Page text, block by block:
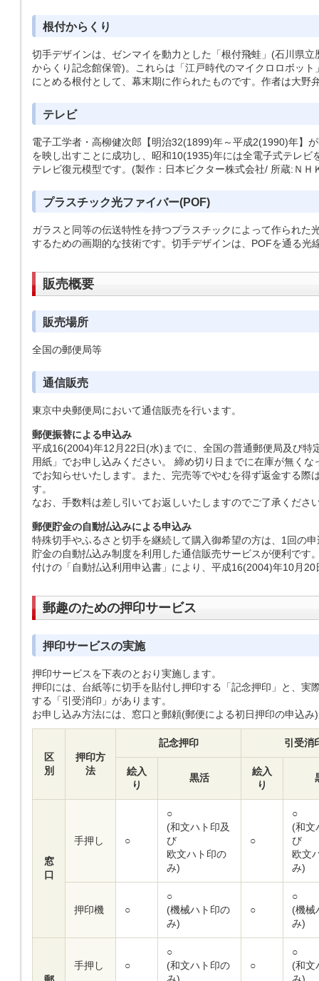
根付からくり
切手デザインは、ゼンマイを動力とした「根付飛蛙」(石川県
からくり記念館保管)。これらは「江戸時代のマイクロロボッ
にとめる根付として、幕末期に作られたものです。作者は大
テレビ
電子工学者・高柳健次郎【明治32(1899)年～平成2(1990)年】
を映し出すことに成功し、昭和10(1935)年には全電子式テレビ
テレビ復元模型です。(製作：日本ビクター株式会社/ 所蔵:ＮＨ
プラスチック光ファイバー(POF)
ガラスと同等の伝送特性を持つプラスチックによって作られた
するための画期的な技術です。切手デザインは、POFを通る光
販売概要
販売場所
全国の郵便局等
通信販売
東京中央郵便局において通信販売を行います。
郵便振替による申込み
平成16(2004)年12月22日(水)までに、全国の普通郵便局及び特
用紙」でお申し込みください。 締め切り日までに在庫が無く
でお知らせいたします。また、完売等でやむを得ず返金する際
す。
なお、手数料は差し引いてお返しいたしますのでご了承くださ
郵便貯金の自動払込みによる申込み
特殊切手やふるさと切手を継続して購入御希望の方は、1回の
貯金の自動払込み制度を利用した通信販売サービスが便利です
付けの「自動払込利用申込書」により、平成16(2004)年10月
郵趣のための押印サービス
押印サービスの実施
押印サービスを下表のとおり実施します。
押印には、台紙等に切手を貼付し押印する「記念押印」と、実
する「引受消印」があります。
お申し込み方法には、窓口と郵頼(郵便による初日押印の申込み
区
別
押印方
法
記念押印 引受消
絵入
り
黒活
絵入
り
窓
口
手押し ○
○
(和文ハト印及
び
欧文ハト印の
み)
○
○
(和文
び
欧文
み)
押印機 ○
○
(機械ハト印の
み)
○
○
(機械
み)
手押し ○
○
(和文ハト印の
○
○
(和文